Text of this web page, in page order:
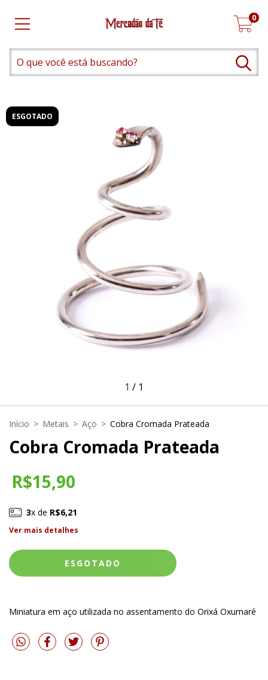
0
ESGOTADO
1 / 1
Início > Metais > Aço > Cobra Cromada Prateada
Cobra Cromada Prateada
R$15,90
3x de R$6,21
Ver mais detalhes
Miniatura em aço utilizada no assentamento do Orixá Oxumaré